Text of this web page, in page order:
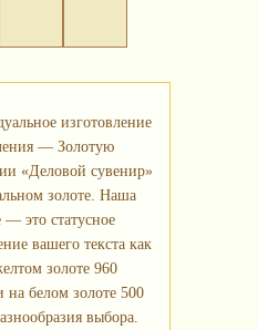
изготовление
— Золотую
«Деловой сувенир»
золоте. Наша
— это статусное
вашего текста как
золоте 960
белом золоте 500
выбора.